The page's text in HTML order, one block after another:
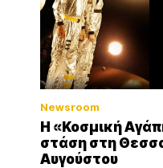
Newsroom
Η «Κοσμική
στάση στη
Αυγούστου